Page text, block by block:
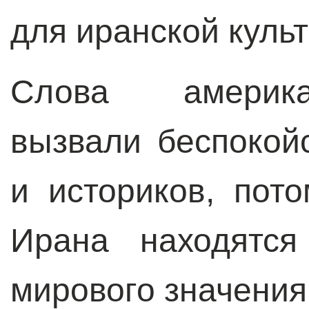
для иранской
Слова
вызвали
и историков,
Ирана
мирового